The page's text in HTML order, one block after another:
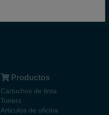
Productos
Cartuchos de tinta
Toners
Articulos de oficina